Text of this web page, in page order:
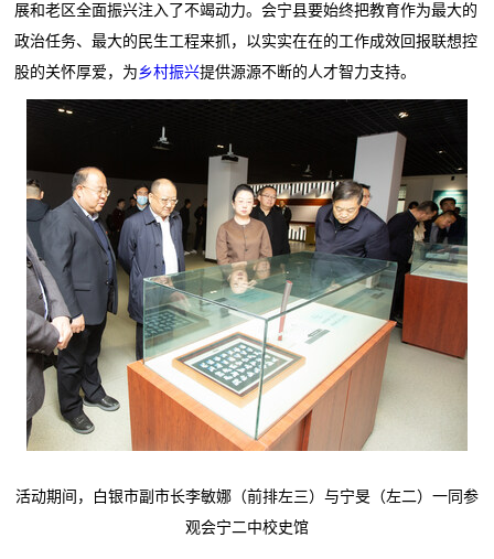
展和老区全面振兴注入了不竭动力。会宁县要始终把教育作为最大的
政治任务、最大的民生工程来抓，以实实在在的工作成效回报联想控
股的关怀厚爱，为乡村振兴提供源源不断的人才智力支持。
活动期间，白银市副市长李敏娜（前排左三）与宁旻（左二）一同参
观会宁二中校史馆